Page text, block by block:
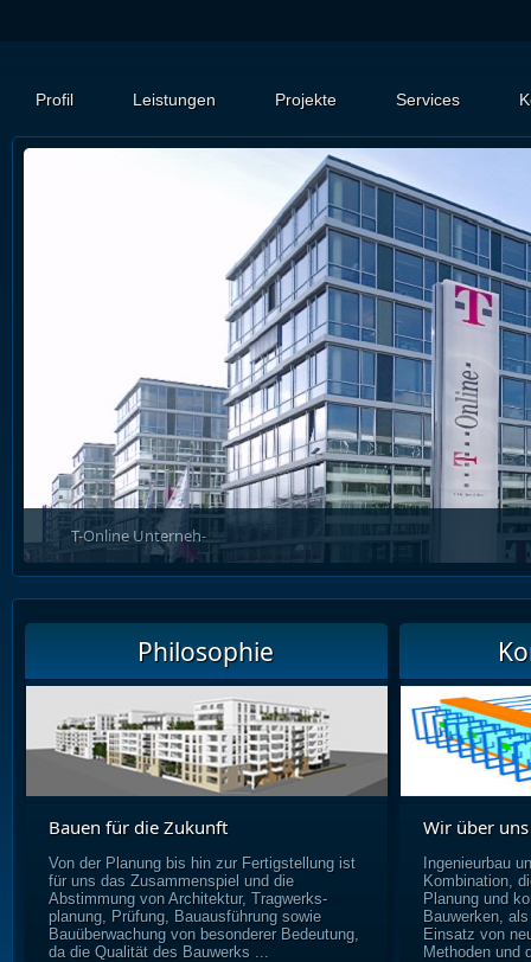
Profil Leistungen Projekte Services
T-Online Unternehmenszen_
Philosophie
Bauen für die Zukunft
Von der Planung bis hin zur Fertigstellung ist
für uns das Zusammenspiel und die
Abstimmung von Architektur, Tragwerks-
planung, Prüfung, Bauausführung sowie
Bauüberwachung von besonderer Bedeutung,
da die Qualität des Bauwerks ...
Wir über uns
Ingenieurbau
Kombination,
Planung und
Bauwerken,
Einsatz von
Methoden und